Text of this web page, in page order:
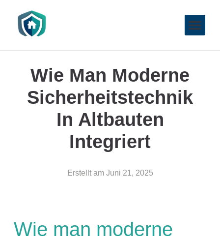
Wie Man Moderne
Sicherheitstechnik
In Altbauten
Integriert
Erstellt am Juni 21, 2025
Wie man moderne